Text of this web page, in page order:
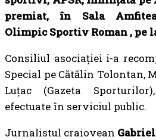
premiat, în Sala
Olimpic Sportiv Roman , pe
Consiliul asociaţiei i-a
Special pe Cătălin Tolontan,
Luţac (Gazeta
efectuate în serviciul public.
Jurnalistul craiovean